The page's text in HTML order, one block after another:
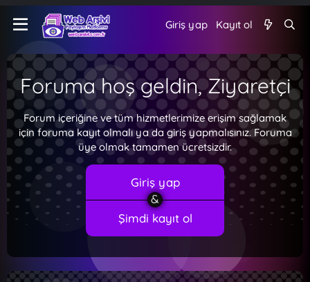
Giriş yap Kayıt ol
Foruma hoş geldin, Ziyaretçi
Forum içeriğine ve tüm hizmetlerimize erişim sağlamak
için foruma kayıt olmalı ya da giriş yapmalısınız. Foruma
üye olmak tamamen ücretsizdir.
Giriş yap
Şimdi kayıt ol